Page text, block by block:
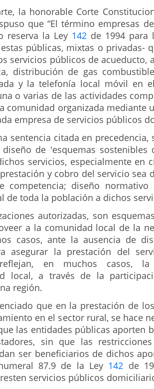
la honorable Corte
que “El término empresas
reserva la Ley 142 de 1994 para
públicas, mixtas o privadas-
servicios públicos de acueducto,
distribución de gas
y la telefonía local móvil en
o varias de las actividades
comunidad organizada mediante
empresa de servicios públicos
sentencia citada en precedencia,
diseño de 'esquemas
servicios, especialmente en
y cobro del servicio sea
competencia; diseño normativo
de toda la población a dichos
autorizadas, son
a la comunidad local de la
casos, ante la ausencia de
asegurar la prestación del
reflejan, en muchos casos,
local, a través de la
región.
que en la prestación de
en el sector rural, se hace
las entidades públicas aporten
sin que las
ser beneficiarios de dichos
87.9 de la Ley 142 de
servicios públicos